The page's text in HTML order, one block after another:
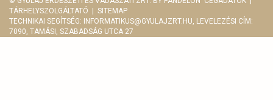
TÁRHELYSZOLGÁLTATÓ
SITEMAP
TECHNIKAI SEGÍTSÉG:
INFORMATIKUS@GYULAJZRT.HU, LEVELEZÉSI CÍM:
7090, TAMÁSI, SZABADSÁG UTCA 27